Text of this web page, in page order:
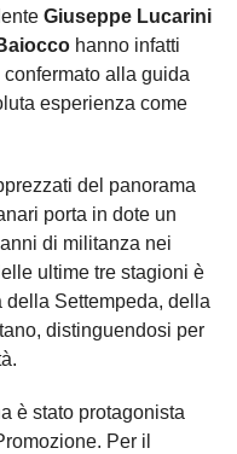
Giuseppe Lucarini
hanno infatti
confermato alla guida
esperienza come
del panorama
porta in dote un
di militanza nei
ultime tre stagioni è
della Settempeda, della
distinguendosi per
è stato protagonista
Per il